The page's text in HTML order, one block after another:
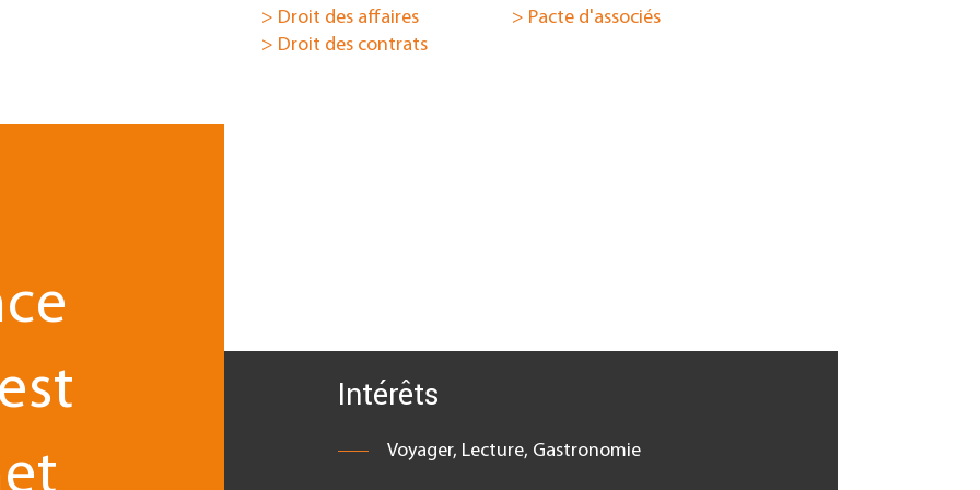
> Droit des affaires
> Droit des contrats
> Pacte d'associés
Intérêts
Voyager, Lecture, Gastronomie